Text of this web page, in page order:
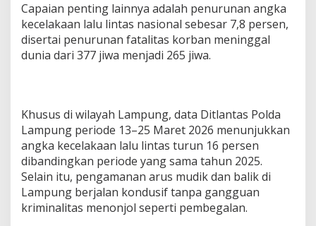
Capaian penting lainnya adalah penurunan angka
kecelakaan lalu lintas nasional sebesar 7,8 persen,
disertai penurunan fatalitas korban meninggal
dunia dari 377 jiwa menjadi 265 jiwa.
Khusus di wilayah Lampung, data Ditlantas Polda
Lampung periode 13–25 Maret 2026 menunjukkan
angka kecelakaan lalu lintas turun 16 persen
dibandingkan periode yang sama tahun 2025.
Selain itu, pengamanan arus mudik dan balik di
Lampung berjalan kondusif tanpa gangguan
kriminalitas menonjol seperti pembegalan.